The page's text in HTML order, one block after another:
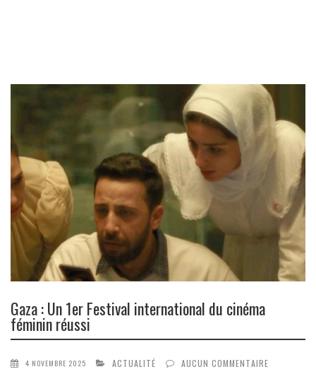
Gaza : Un 1er Festival international du cinéma
féminin réussi
4 NOVEMBRE 2025 ACTUALITÉ AUCUN COMMENTAIRE